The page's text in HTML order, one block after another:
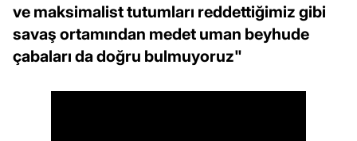
ve maksimalist tutumları reddettiğimiz gibi
savaş ortamından medet uman beyhude
çabaları da doğru bulmuyoruz"